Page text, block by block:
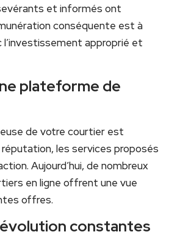
et informés ont
conséquente est à
approprié et
plateforme de
de votre courtier est
réputation, les services proposés
Aujourd’hui, de nombreux
en ligne offrent une vue
offres.
constantes